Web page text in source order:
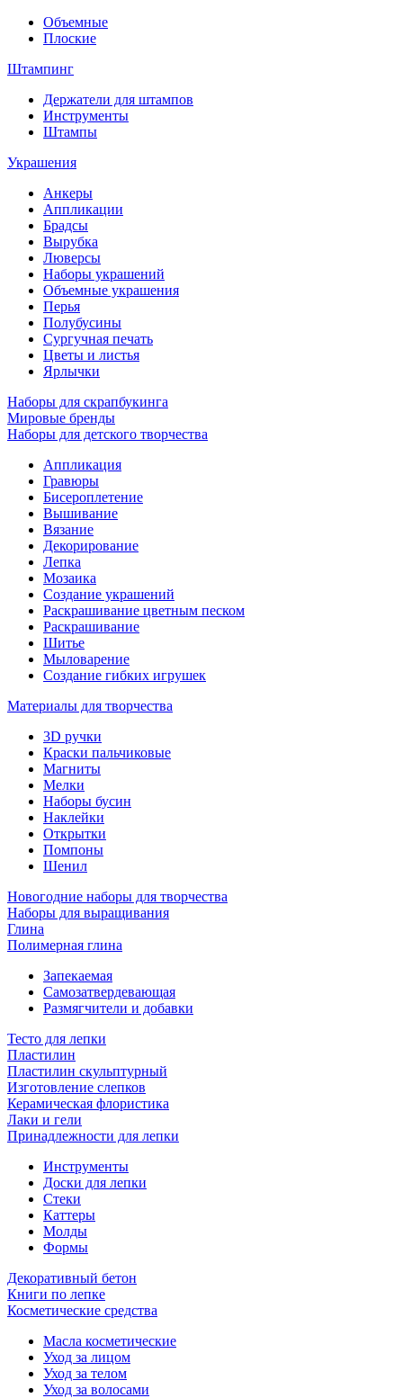
Объемные
Плоские
Штампинг
Держатели для штампов
Инструменты
Штампы
Украшения
Анкеры
Аппликации
Брадсы
Вырубка
Люверсы
Наборы украшений
Объемные украшения
Перья
Полубусины
Сургучная печать
Цветы и листья
Ярлычки
Наборы для скрапбукинга
Мировые бренды
Наборы для детского творчества
Аппликация
Гравюры
Бисероплетение
Вышивание
Вязание
Декорирование
Лепка
Мозаика
Создание украшений
Раскрашивание цветным песком
Раскрашивание
Шитье
Мыловарение
Создание гибких игрушек
Материалы для творчества
3D ручки
Краски пальчиковые
Магниты
Мелки
Наборы бусин
Наклейки
Открытки
Помпоны
Шенил
Новогодние наборы для творчества
Наборы для выращивания
Глина
Полимерная глина
Запекаемая
Самозатвердевающая
Размягчители и добавки
Тесто для лепки
Пластилин
Пластилин скульптурный
Изготовление слепков
Керамическая флористика
Лаки и гели
Принадлежности для лепки
Инструменты
Доски для лепки
Стеки
Каттеры
Молды
Формы
Декоративный бетон
Книги по лепке
Косметические средства
Масла косметические
Уход за лицом
Уход за телом
Уход за волосами